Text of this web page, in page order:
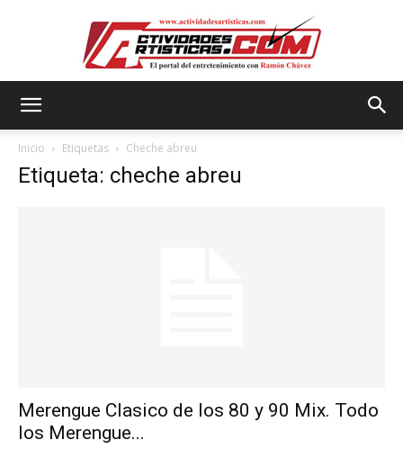
Inicio Etiquetas Cheche abreu
Etiqueta: cheche abreu
Merengue Clasico de los 80 y 90 Mix. Todo
los Merengue...